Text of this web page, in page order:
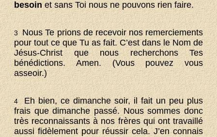
besoinet sans Toi nous ne pouvons rien faire.
3Nous Te prions de recevoir nos remerciements
pour tout ce que Tu as fait. C’est dans le Nom de
Jésus-Christ que nous recherchons Tes
bénédictions. Amen. (Vous pouvez vous
asseoir.)
4Eh bien, ce dimanche soir, il fait un peu plus
frais que dimanche passé. Nous sommes donc
très reconnaissants à nos frères qui ont travaillé
aussi fidèlement pour réussir cela. J’en connais